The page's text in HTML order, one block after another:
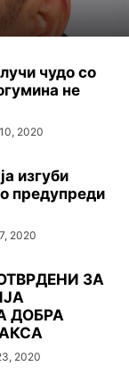
чудо со
не
2020
изгуби
предупреди
2020
ЗА
ДОБРА
2020